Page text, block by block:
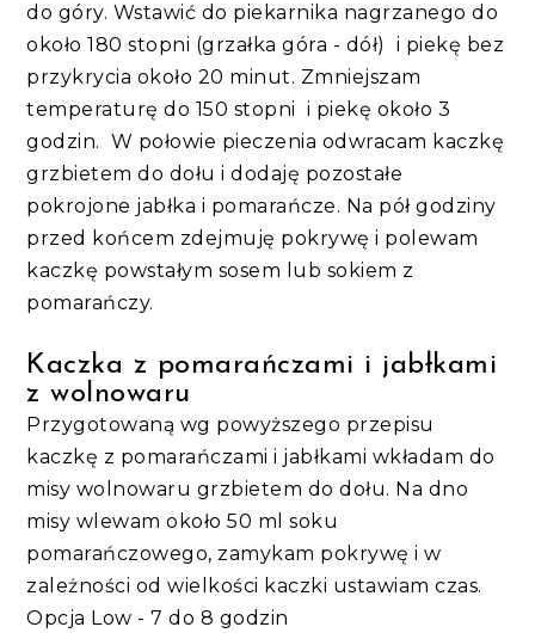
do góry. Wstawić do piekarnika nagrzanego do
około 180 stopni (grzałka góra - dół) i piekę bez
przykrycia około 20 minut. Zmniejszam
temperaturę do 150 stopni i piekę około 3
godzin. W połowie pieczenia odwracam kaczkę
grzbietem do dołu i dodaję pozostałe
pokrojone jabłka i pomarańcze. Na pół godziny
przed końcem zdejmuję pokrywę i polewam
kaczkę powstałym sosem lub sokiem z
pomarańczy.
Kaczka z pomarańczami i jabłkami
z wolnowaru
Przygotowaną wg powyższego przepisu
kaczkę z pomarańczami i jabłkami wkładam do
misy wolnowaru grzbietem do dołu. Na dno
misy wlewam około 50 ml soku
pomarańczowego, zamykam pokrywę i w
zależności od wielkości kaczki ustawiam czas.
Opcja Low - 7 do 8 godzin